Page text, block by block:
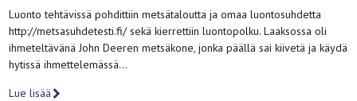
Luonto tehtävissä pohdittiin metsätaloutta ja omaa luontosuhdetta
http://metsasuhdetesti.fi/ sekä kierrettiin luontopolku. Laaksossa oli
ihmeteltävänä John Deeren metsäkone, jonka päällä sai kiivetä ja käydä
hytissä ihmettelemässä…
Lue lisää